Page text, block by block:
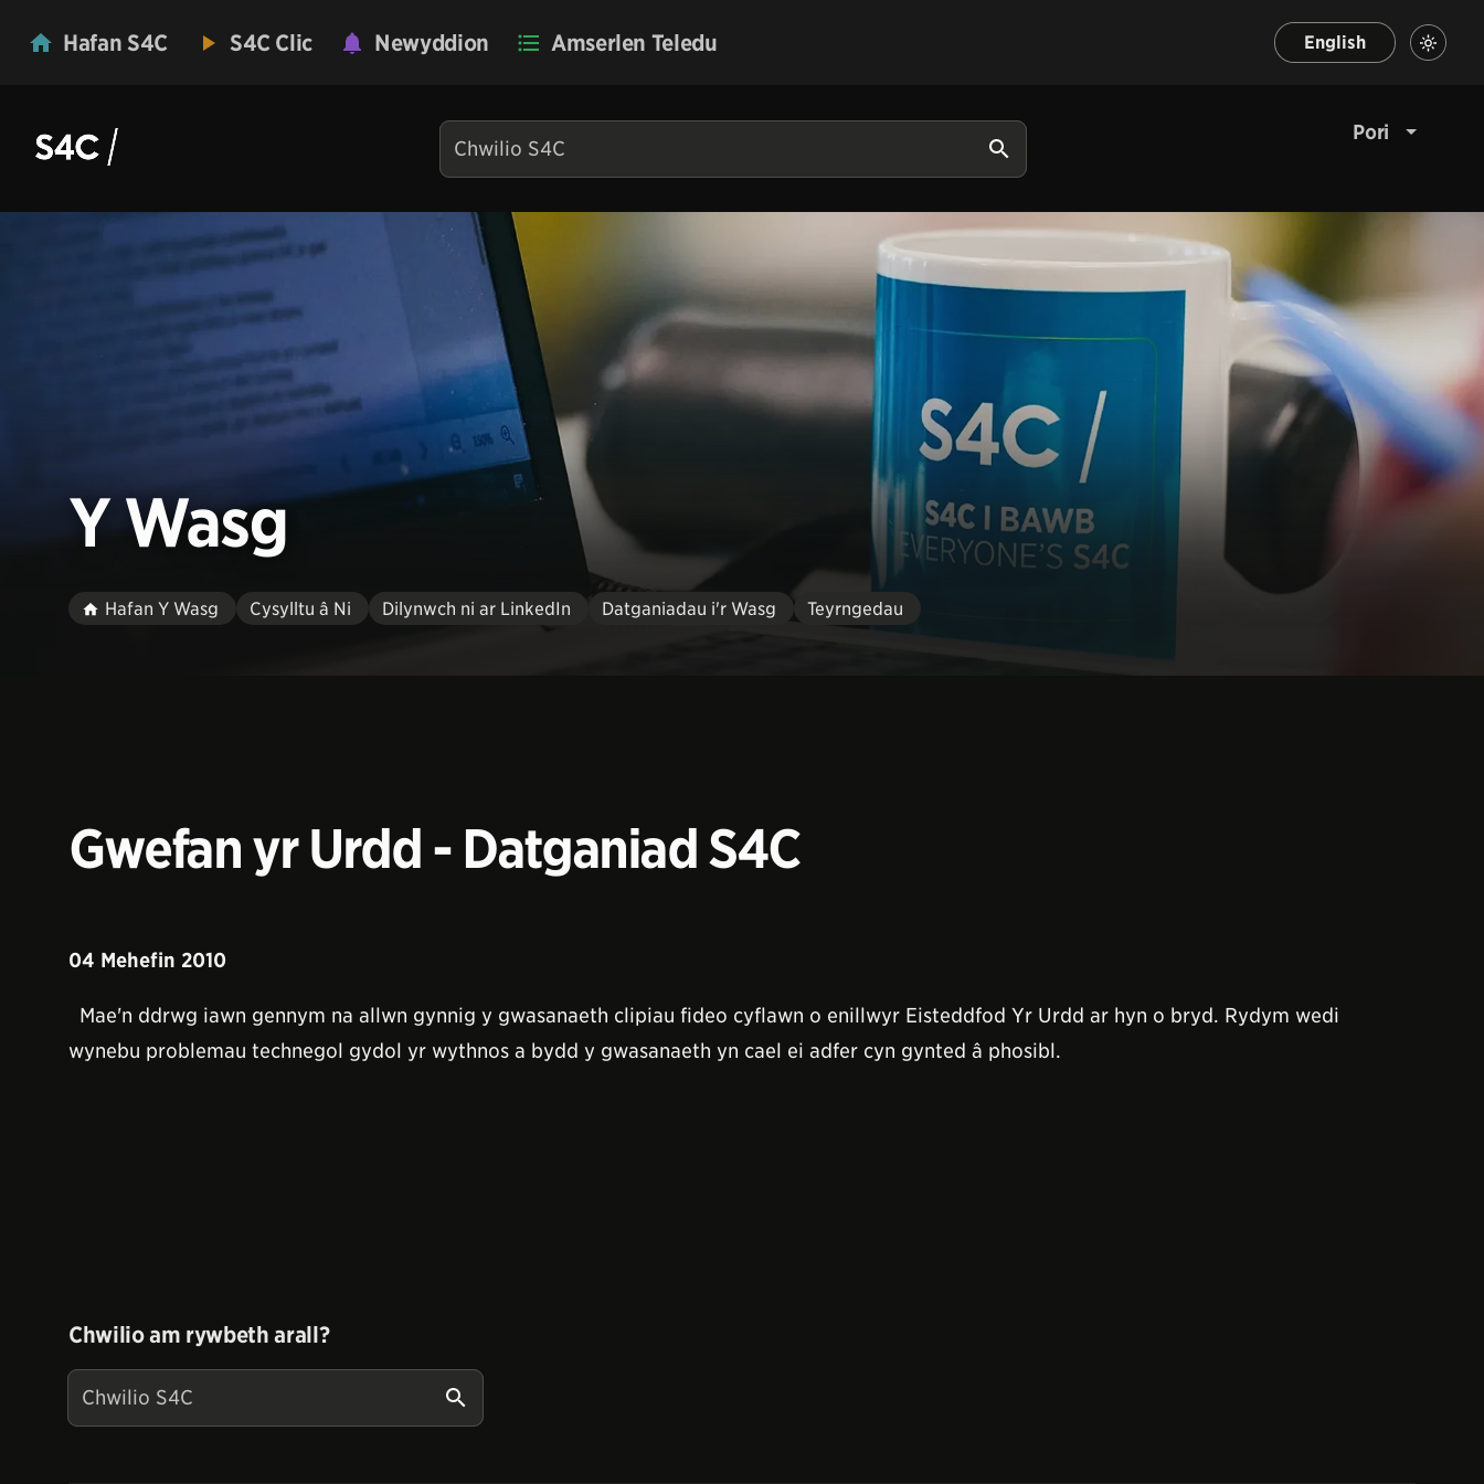
Hafan S4C S4C Clic Newyddion Amserlen Teledu English
Pori
Y Wasg
Hafan Y Wasg Cysylltu â Ni Dilynwch ni ar LinkedIn Datganiadau i'r Wasg Teyrngedau
Gwefan yr Urdd - Datganiad S4C
04 Mehefin 2010
Mae'n ddrwg iawn gennym na allwn gynnig y gwasanaeth clipiau fideo cyflawn o enillwyr Eisteddfod Yr Urdd ar hyn o bryd. Rydym wedi
wynebu problemau technegol gydol yr wythnos a bydd y gwasanaeth yn cael ei adfer cyn gynted â phosibl.
Chwilio am rywbeth arall?